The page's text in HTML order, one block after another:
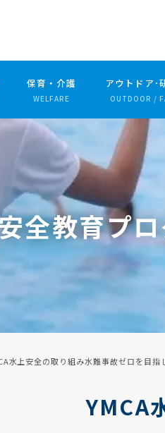
保育・介護
WELFARE
アウトドア･
OUTDOOR /
全教育プ
水上安全の取り組み水難事故ゼロを目
YMCA